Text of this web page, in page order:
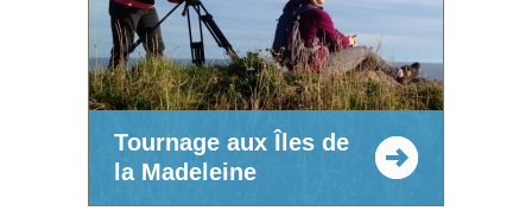
Tournage aux Îles de
la Madeleine